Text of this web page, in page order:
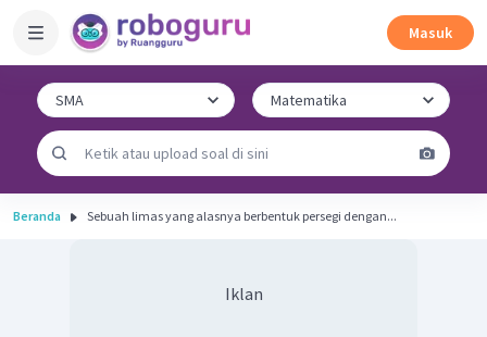
Masuk
Beranda Sebuah limas yang alasnya berbentuk persegi dengan...
Iklan